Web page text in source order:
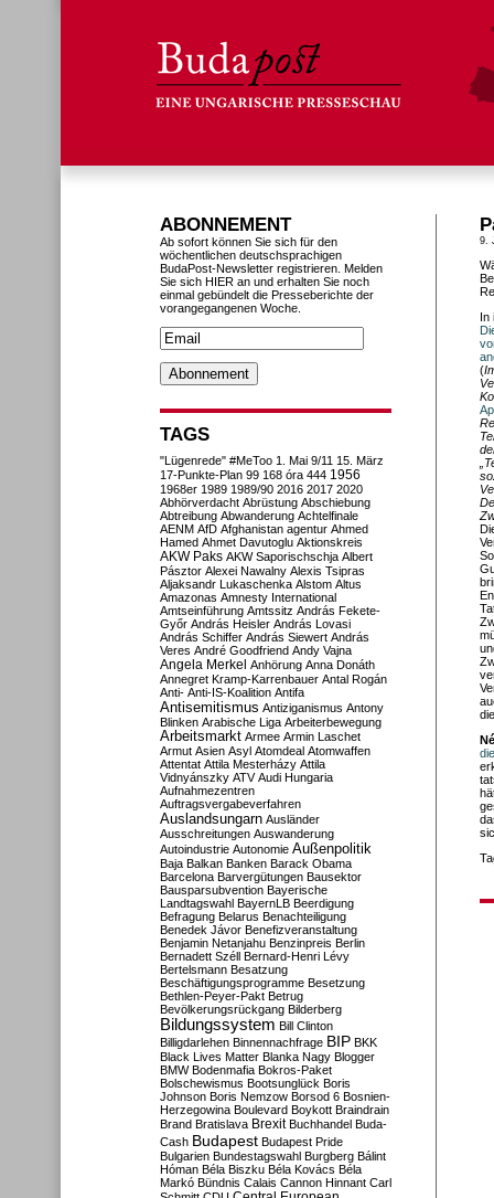
9.
In
(
ABONNEMENT
Ab sofort können Sie sich für den
wöchentlichen deutschsprachigen
BudaPost-Newsletter registrieren. Melden
Sie sich HIER an und erhalten Sie noch
einmal gebündelt die Presseberichte der
vorangegangenen Woche.
TAGS
"Lügenrede" #MeToo 1. Mai 9/11 15. März
17-Punkte-Plan 99 168 óra 444 1956
1968er 1989 1989/90 2016 2017 2020
Abhörverdacht Abrüstung Abschiebung
Abtreibung Abwanderung Achtelfinale
AENM AfD Afghanistan agentur Ahmed
Hamed Ahmet Davutoglu Aktionskreis
AKW Paks AKW Saporischschja Albert
Pásztor Alexei Nawalny Alexis Tsipras
Aljaksandr Lukaschenka Alstom Altus
Amazonas Amnesty International
Amtseinführung Amtssitz András Fekete-
Győr András Heisler András Lovasi
András Schiffer András Siewert András
Veres André Goodfriend Andy Vajna
Angela Merkel Anhörung Anna Donáth
Annegret Kramp-Karrenbauer Antal Rogán
Anti- Anti-IS-Koalition Antifa
Antisemitismus Antiziganismus Antony
Blinken Arabische Liga Arbeiterbewegung
Arbeitsmarkt Armee Armin Laschet
Armut Asien Asyl Atomdeal Atomwaffen
Attentat Attila Mesterházy Attila
Vidnyánszky ATV Audi Hungaria
Aufnahmezentren
Auftragsvergabeverfahren
Auslandsungarn Ausländer
Ausschreitungen Auswanderung
Autoindustrie Autonomie Außenpolitik
Baja Balkan Banken Barack Obama
Barcelona Barvergütungen Bausektor
Bausparsubvention Bayerische
Landtagswahl BayernLB Beerdigung
Befragung Belarus Benachteiligung
Benedek Jávor Benefizveranstaltung
Benjamin Netanjahu Benzinpreis Berlin
Bernadett Széll Bernard-Henri Lévy
Bertelsmann Besatzung
Beschäftigungsprogramme Besetzung
Bethlen-Peyer-Pakt Betrug
Bevölkerungsrückgang Bilderberg
Bildungssystem Bill Clinton
Billigdarlehen Binnennachfrage BIP BKK
Black Lives Matter Blanka Nagy Blogger
BMW Bodenmafia Bokros-Paket
Bolschewismus Bootsunglück Boris
Johnson Boris Nemzow Borsod 6 Bosnien-
Herzegowina Boulevard Boykott Braindrain
Brand Bratislava Brexit Buchhandel Buda-
Cash Budapest Budapest Pride
Bulgarien Bundestagswahl Burgberg Bálint
Hóman Béla Biszku Béla Kovács Béla
Markó Bündnis Calais Cannon Hinnant Carl